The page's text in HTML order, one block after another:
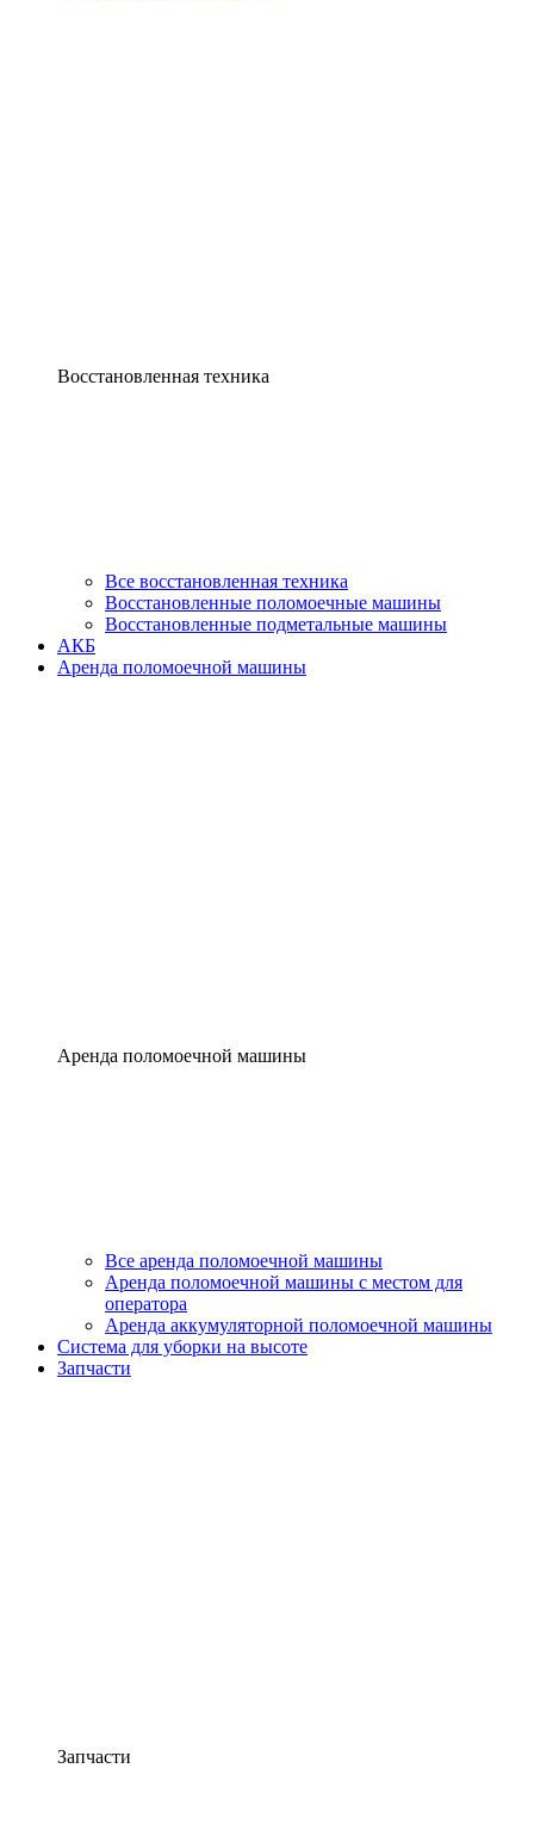
Восстановленная техника
Все восстановленная техника
Восстановленные поломоечные машины
Восстановленные подметальные машины
АКБ
Аренда поломоечной машины
Аренда поломоечной машины
Все аренда поломоечной машины
Аренда поломоечной машины с местом для
оператора
Аренда аккумуляторной поломоечной машины
Система для уборки на высоте
Запчасти
Запчасти